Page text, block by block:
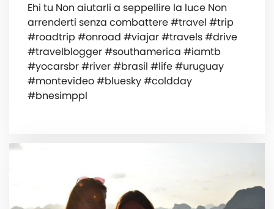
Ehi tu Non aiutarli a seppellire la luce Non
arrenderti senza combattere #travel #trip
#roadtrip #onroad #viajar #travels #drive
#travelblogger #southamerica #iamtb
#yocarsbr #river #brasil #life #uruguay
#montevideo #bluesky #coldday
#bnesimppl